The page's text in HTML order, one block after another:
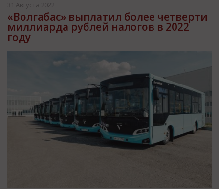
31 Августа 2022
«Волгабас» выплатил более четверти
миллиарда рублей налогов в 2022
году